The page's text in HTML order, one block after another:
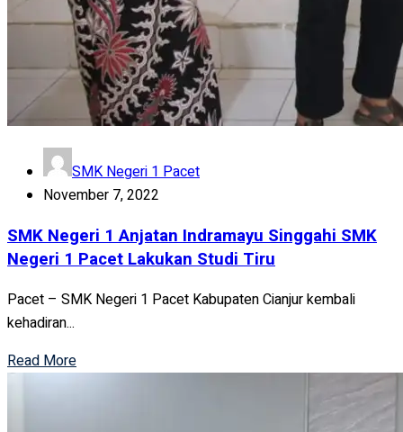
SMK Negeri 1 Pacet
November 7, 2022
SMK Negeri 1 Anjatan Indramayu Singgahi SMK
Negeri 1 Pacet Lakukan Studi Tiru
Pacet – SMK Negeri 1 Pacet Kabupaten Cianjur kembali
kehadiran...
Read More